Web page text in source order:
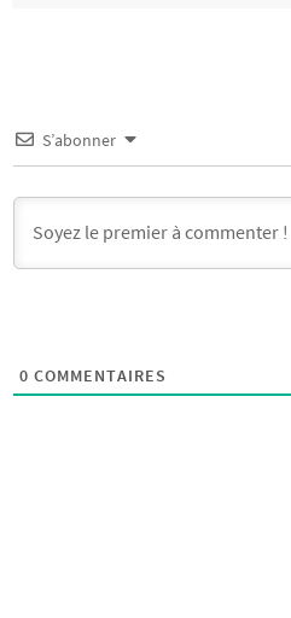
S’abonner
0 COMMENTAIRES